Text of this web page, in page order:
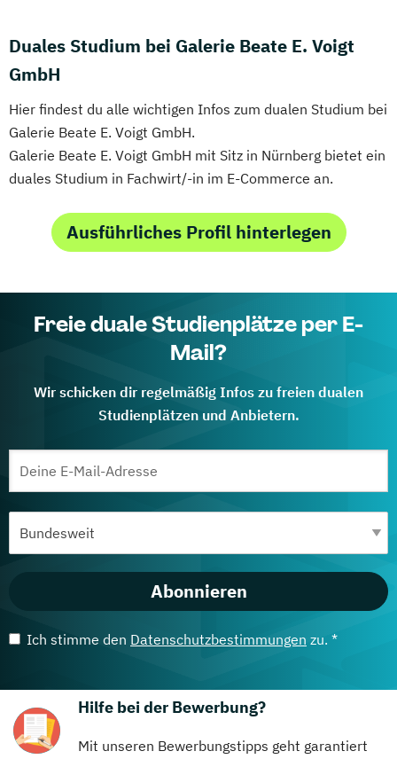
Duales Studium bei Galerie Beate E. Voigt
GmbH
Hier findest du alle wichtigen Infos zum dualen Studium bei
Galerie Beate E. Voigt GmbH.
Galerie Beate E. Voigt GmbH mit Sitz in Nürnberg bietet ein
duales Studium in Fachwirt/-in im E-Commerce an.
Ausführliches Profil hinterlegen
Freie duale Studienplätze per E-
Mail?
Wir schicken dir regelmäßig Infos zu freien dualen
Studienplätzen und Anbietern.
Abonnieren
Ich stimme den Datenschutzbestimmungen zu. *
Hilfe bei der Bewerbung?
Mit unseren Bewerbungstipps geht garantiert